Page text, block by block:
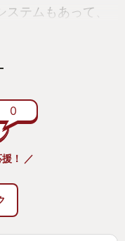
テムもあって、
ステムがいい駆け
す。
ず、愛着を持って
かかり、長編RPG
方には遊んでもら
0
！ ／